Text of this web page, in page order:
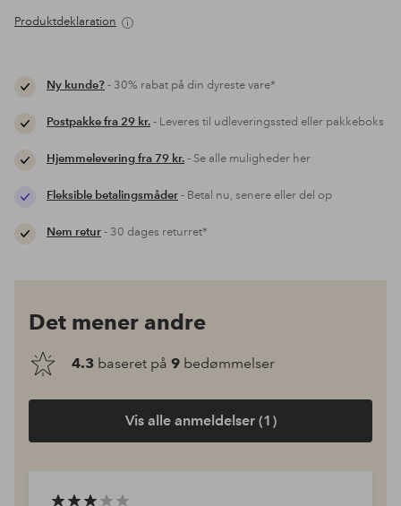
Produktdeklaration
Ny kunde?- 30% rabat på din dyreste vare*
Postpakke fra 29 kr.- Leveres til udleveringssted eller pakkeboks
Hjemmelevering fra 79 kr.- Se alle muligheder her
Fleksible betalingsmåder- Betal nu, senere eller del op
Nem retur- 30 dages returret*
Det mener andre
4.3 baseret på 9 bedømmelser
Vis alle anmeldelser (1)